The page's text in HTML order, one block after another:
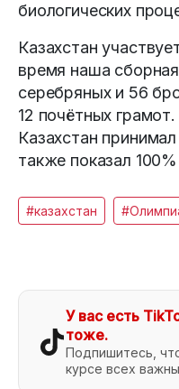
биологических
Казахстан
время наша
серебряных и 56
12 почётных
Казахстан
также показал
#казахстан
У вас есть
тоже.
Подпишитесь,
курсе всех